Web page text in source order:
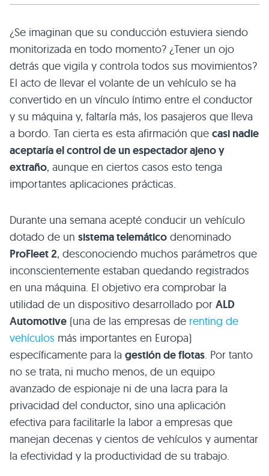
¿Se imaginan que su conducción estuviera siendo
monitorizada en todo momento? ¿Tener un ojo
detrás que vigila y controla todos sus movimientos?
El acto de llevar el volante de un vehículo se ha
convertido en un vínculo íntimo entre el conductor
y su máquina y, faltaría más, los pasajeros que lleva
a bordo. Tan cierta es esta afirmación que casi nadie
aceptaría el control de un espectador ajeno y
extraño, aunque en ciertos casos esto tenga
importantes aplicaciones prácticas.
Durante una semana acepté conducir un vehículo
dotado de un sistema telemático denominado
ProFleet 2, desconociendo muchos parámetros que
inconscientemente estaban quedando registrados
en una máquina. El objetivo era comprobar la
utilidad de un dispositivo desarrollado por ALD
Automotive (una de las empresas de renting de
vehículos más importantes en Europa)
específicamente para la gestión de flotas. Por tanto
no se trata, ni mucho menos, de un equipo
avanzado de espionaje ni de una lacra para la
privacidad del conductor, sino una aplicación
efectiva para facilitarle la labor a empresas que
manejan decenas y cientos de vehículos y aumentar
la efectividad y la productividad de su trabajo.